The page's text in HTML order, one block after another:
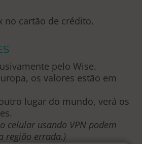
no cartão de crédito.
pelo Wise.
os valores estão em
lugar do mundo, verá os
celular usando VPN podem
região errada.)